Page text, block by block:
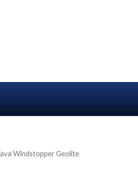
Windstopper Geolite